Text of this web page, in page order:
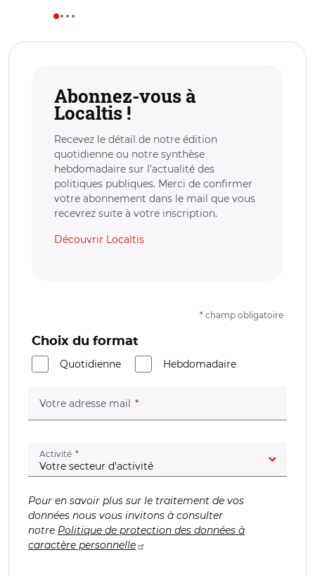
Abonnez-vous à
Localtis !
Recevez le détail de notre édition
quotidienne ou notre synthèse
hebdomadaire sur l’actualité des
politiques publiques. Merci de confirmer
votre abonnement dans le mail que vous
recevrez suite à votre inscription.
Découvrir Localtis
* champ obligatoire
Choix du format
Quotidienne
Hebdomadaire
Votre adresse mail (champ obligatoire)
Activité (champ obligatoire)
Pour en savoir plus sur le traitement de vos
données nous vous invitons à consulter
notre Politique de protection des données à
caractère personnelle